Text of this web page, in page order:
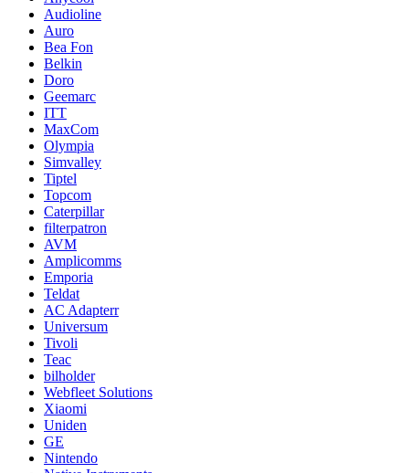
Audioline
Auro
Bea Fon
Belkin
Doro
Geemarc
ITT
MaxCom
Olympia
Simvalley
Tiptel
Topcom
Caterpillar
filterpatron
AVM
Amplicomms
Emporia
Teldat
AC Adapterr
Universum
Tivoli
Teac
bilholder
Webfleet Solutions
Xiaomi
Uniden
GE
Nintendo